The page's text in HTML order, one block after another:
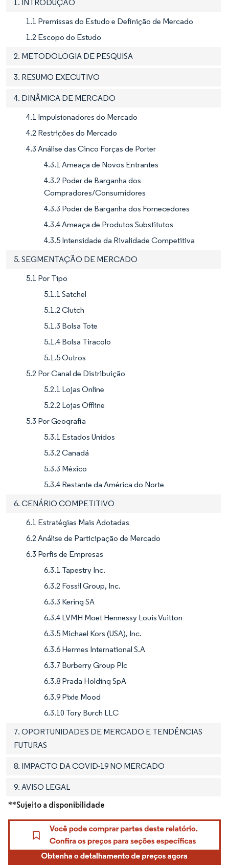
1. INTRODUÇÃO
1.1 Premissas do Estudo e Definição de Mercado
1.2 Escopo do Estudo
2. METODOLOGIA DE PESQUISA
3. RESUMO EXECUTIVO
4. DINÂMICA DE MERCADO
4.1 Impulsionadores do Mercado
4.2 Restrições do Mercado
4.3 Análise das Cinco Forças de Porter
4.3.1 Ameaça de Novos Entrantes
4.3.2 Poder de Barganha dos
Compradores/Consumidores
4.3.3 Poder de Barganha dos Fornecedores
4.3.4 Ameaça de Produtos Substitutos
4.3.5 Intensidade da Rivalidade Competitiva
5. SEGMENTAÇÃO DE MERCADO
5.1 Por Tipo
5.1.1 Satchel
5.1.2 Clutch
5.1.3 Bolsa Tote
5.1.4 Bolsa Tiracolo
5.1.5 Outros
5.2 Por Canal de Distribuição
5.2.1 Lojas Online
5.2.2 Lojas Offline
5.3 Por Geografia
5.3.1 Estados Unidos
5.3.2 Canadá
5.3.3 México
5.3.4 Restante da América do Norte
6. CENÁRIO COMPETITIVO
6.1 Estratégias Mais Adotadas
6.2 Análise de Participação de Mercado
6.3 Perfis de Empresas
6.3.1 Tapestry Inc.
6.3.2 Fossil Group, Inc.
6.3.3 Kering SA
6.3.4 LVMH Moet Hennessy Louis Vuitton
6.3.5 Michael Kors (USA), Inc.
6.3.6 Hermes International S.A
6.3.7 Burberry Group Plc
6.3.8 Prada Holding SpA
6.3.9 Pixie Mood
6.3.10 Tory Burch LLC
7. OPORTUNIDADES DE MERCADO E TENDÊNCIAS
FUTURAS
8. IMPACTO DA COVID-19 NO MERCADO
9. AVISO LEGAL
**Sujeito a disponibilidade